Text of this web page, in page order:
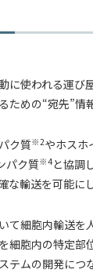
入試情報
教育・学生支
研究・産学官
国際交流・留
に使われる運び
ための“宛先”情
ク質※2やホスホ
パク質※4と協調
な輸送を可能に
て細胞内輸送を
細胞内の特定部
テムの開発につ